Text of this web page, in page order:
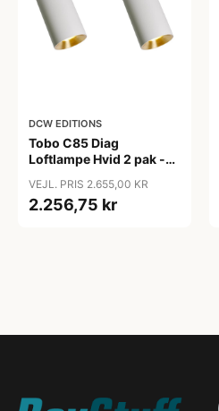
DCW EDITIONS
Tobo C85 Diag
Loftlampe Hvid 2 pak -
VEJL. PRIS 2.655,00 KR
2.256,75 kr